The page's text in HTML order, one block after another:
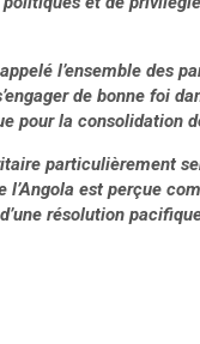
l’ensemble des
de bonne foi
pour la consolidation
particulièrement
l’Angola est perçue
résolution